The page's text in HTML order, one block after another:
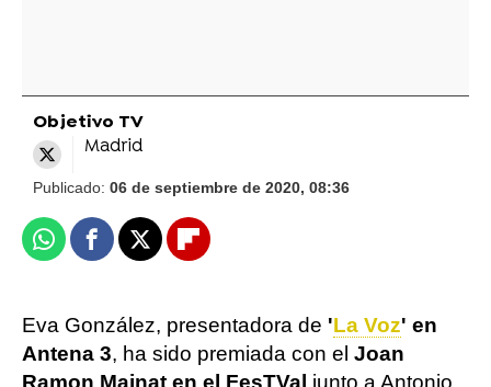
Objetivo TV
Madrid
Publicado: 06 de septiembre de 2020, 08:36
WhatsappFacebook
X Flipboard
Eva González, presentadora de 'La Voz' en
Antena 3, ha sido premiada con el Joan
Ramon Mainat en el FesTVal junto a Antonio